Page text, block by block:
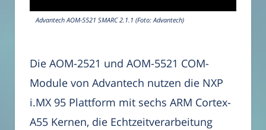
Advantech AOM-5521 SMARC 2.1.1 (Foto: Advantech)
Die AOM-2521 und AOM-5521 COM-
Module von Advantech nutzen die NXP
i.MX 95 Plattform mit sechs ARM Cortex-
A55 Kernen, die Echtzeitverarbeitung